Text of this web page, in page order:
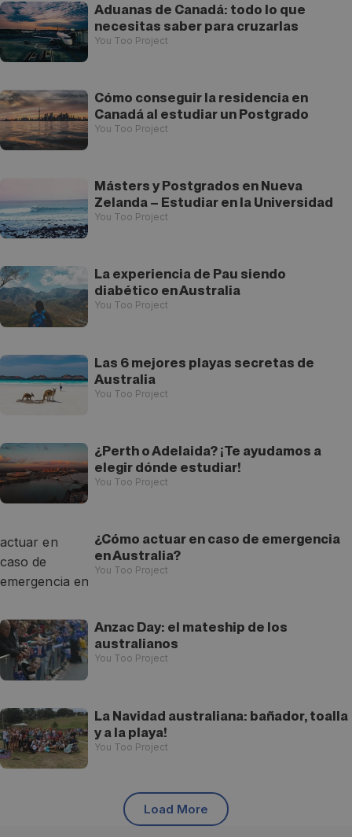
Aduanas de Canadá: todo lo que
necesitas saber para cruzarlas
You Too Project
Cómo conseguir la residencia en
Canadá al estudiar un Postgrado
You Too Project
Másters y Postgrados en Nueva
Zelanda – Estudiar en la Universidad
You Too Project
La experiencia de Pau siendo
diabético en Australia
You Too Project
Las 6 mejores playas secretas de
Australia
You Too Project
¿Perth o Adelaida? ¡Te ayudamos a
elegir dónde estudiar!
You Too Project
¿Cómo actuar en caso de emergencia
en Australia?
You Too Project
Anzac Day: el mateship de los
australianos
You Too Project
La Navidad australiana: bañador, toalla
y a la playa!
You Too Project
Load More